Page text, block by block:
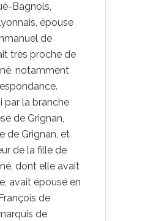
Bagnols,
épouse
de
très proche de
notamment
par la branche
de Grignan,
de Grignan, et
de la fille de
dont elle avait
avait épousé en
de
de